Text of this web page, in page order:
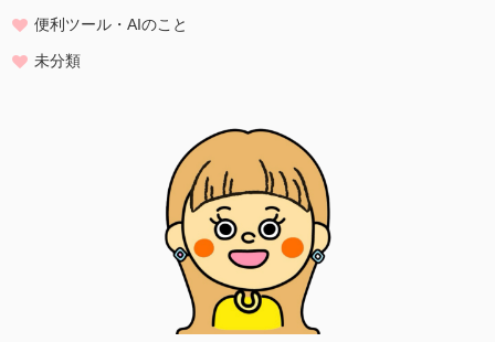
・各種のお問い合わせ対応
当方は、個人情報の漏洩、滅失、毀損等を防止するために、個人情報
保護管理責任者を設置し、
十分な安全保護に努め、 また、個人情報を正確に、また最新なものに
保つよう、 お預かりした個人情報の適切な管理を行います。
情報内容の照会、修正または削除
便利ツール・AIのこと
未分類